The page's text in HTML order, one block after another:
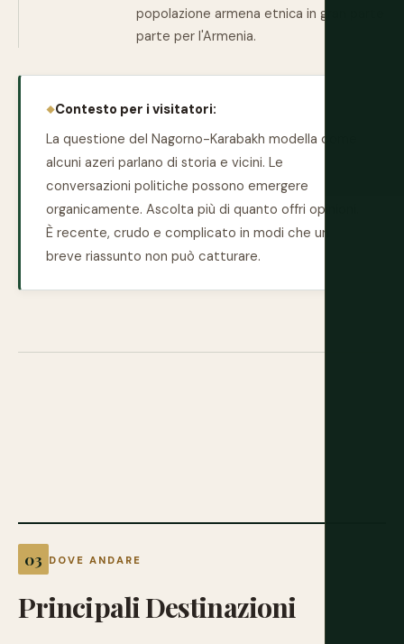
popolazione armena etnica in gran parte
parte per l'Armenia.
Contesto per i visitatori:
La questione del Nagorno-Karabakh modella come
alcuni azeri parlano di storia e vicini. Le
conversazioni politiche possono emergere
organicamente. Ascolta più di quanto offri opinioni.
È recente, crudo e complicato in modi che un
breve riassunto non può catturare.
DOVE ANDARE
PrincipaliDestinazioni